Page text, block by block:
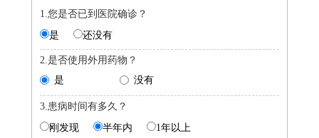
1.您是否已到医院确诊？
是
还没有
2.是否使用外用药物？
是
没有
3.患病时间有多久？
刚发现
半年内 1年以上